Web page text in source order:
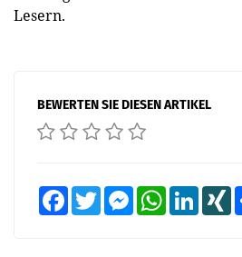
Lesern.
BEWERTEN SIE DIESEN ARTIKEL
FacebookTwitter MessengerWhatsAppLinkedIn